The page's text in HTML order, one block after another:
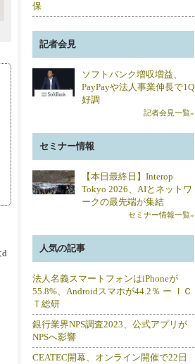
d
保
記者会見
ソフトバンク増収増益、
PayPayや法人事業伸長で1Q
好調
記者会見一覧»
セミナー情報
【本日最終日】Interop
Tokyo 2026、AIとネットワ
ークの最先端が集結
セミナー情報一覧»
人気の記事
法人名義スマートフォンはiPhoneが
55.8%、Androidスマホが44.2％ ー ＩＣ
Ｔ総研
銀行業界NPS調査2023、公式アプリが
NPSへ影響
CEATEC開幕、オンライン開催で22日